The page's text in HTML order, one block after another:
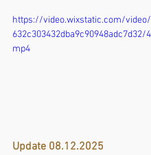
https://video.wixstatic.com/video/
mp4
Update 08.12.2025